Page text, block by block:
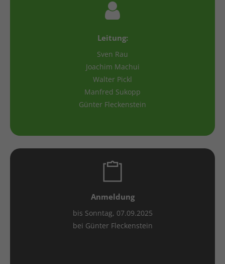
Leitung:
Sven Rau
Joachim Machui
Walter Pickl
Manfred Sukopp
Günter Fleckenstein
Anmeldung
bis Sonntag, 07.09.2025
bei Günter Fleckenstein